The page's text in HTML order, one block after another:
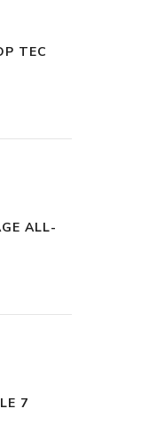
TEC
ALL-
7